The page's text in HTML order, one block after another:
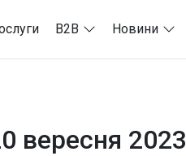
B2B Новини
вересня 2023